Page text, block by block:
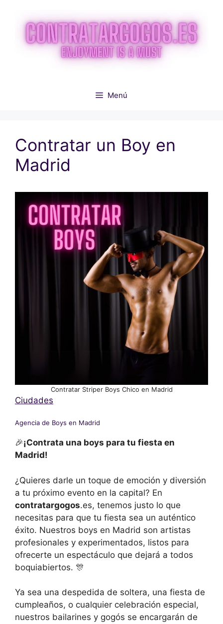
contenido
Menú
Contratar un Boy en
Madrid
Contratar Striper Boys Chico en Madrid
Ciudades
Agencia de Boys en Madrid
🎉¡Contrata una boys para tu fiesta en
Madrid!
¿Quieres darle un toque de emoción y diversión
a tu próximo evento en la capital? En
contratargogos.es, tenemos justo lo que
necesitas para que tu fiesta sea un auténtico
éxito. Nuestros boys en Madrid son artistas
profesionales y experimentados, listos para
ofrecerte un espectáculo que dejará a todos
boquiabiertos. 🎊
Ya sea una despedida de soltera, una fiesta de
cumpleaños, o cualquier celebración especial,
nuestros bailarines y gogós se encargarán de